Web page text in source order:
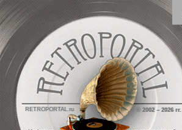
RETROPORTAL.ru © 2002 – 2026 гг.